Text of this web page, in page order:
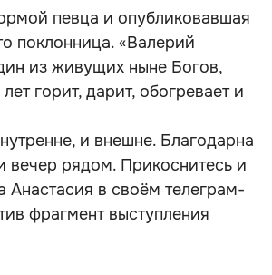
певца и опубликовавшая
поклонница. «Валерий
из живущих ныне Богов,
горит, дарит, обогревает и
и внешне. Благодарна
вечер рядом. Прикоснитесь и
Анастасия в своём телеграм-
фрагмент выступления